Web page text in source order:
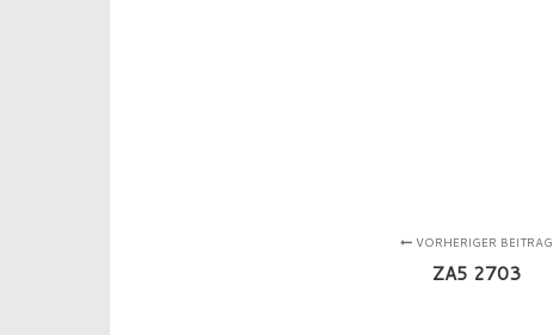
VORHERIGER BEITRAG
ZA5 2703